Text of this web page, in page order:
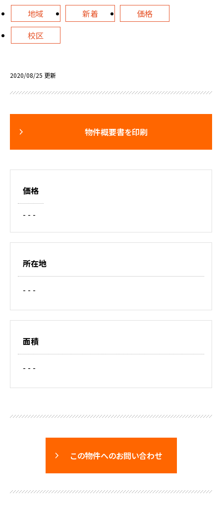
地域
新着
価格
校区
2020/08/25 更新
物件概要書を印刷
価格
- - -
所在地
- - -
面積
- - -
この物件へのお問い合わせ